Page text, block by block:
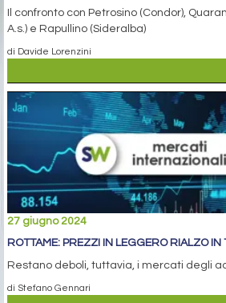
Il confronto con Petrosino (Condor),
A.s.) e Rapullino (Sideralba)
di Davide Lorenzini
27 giugno 2024
ROTTAME: PREZZI IN LEGGERO RIALZO IN
Restano deboli, tuttavia, i mercati degli
di Stefano Gennari